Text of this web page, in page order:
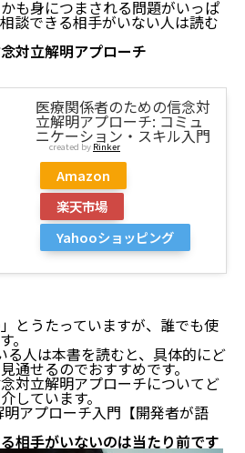
も身につまされる問題がいっぱ
談できる相手がいない人は読む
対立解明アプローチ
医療関係者のための信念対
立解明アプローチ: コミュ
ニケーション・スキル入門
created by Rinker
Amazon
楽天市場
Yahooショッピング
とうたっていますが、誰でも使
。
る人は本書を読むと、具体的にど
通せるのでおすすめです。
対立解明アプローチについてど
しています。
明アプローチ入門【開発者が語
相手がいないのは当たり前です